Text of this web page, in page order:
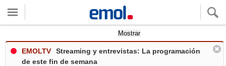
Mostrar
EMOLTV
Streaming y entrevistas: La programación
de este fin de semana